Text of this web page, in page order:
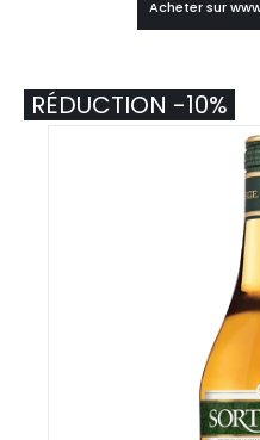
Acheter sur
RÉDUCTION -10%